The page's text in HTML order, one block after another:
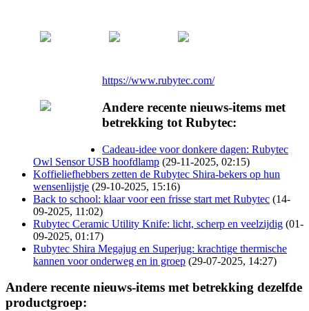
https://www.rubytec.com/
Andere recente nieuws-items met
betrekking tot Rubytec:
Cadeau-idee voor donkere dagen: Rubytec
Owl Sensor USB hoofdlamp (29-11-2025, 02:15)
Koffieliefhebbers zetten de Rubytec Shira-bekers op hun
wensenlijstje (29-10-2025, 15:16)
Back to school: klaar voor een frisse start met Rubytec (14-
09-2025, 11:02)
Rubytec Ceramic Utility Knife: licht, scherp en veelzijdig (01-
09-2025, 01:17)
Rubytec Shira Megajug en Superjug: krachtige thermische
kannen voor onderweg en in groep (29-07-2025, 14:27)
Andere recente nieuws-items met betrekking dezelfde
productgroep: